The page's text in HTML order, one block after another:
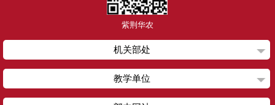
紫荆华农
机关部处
教学单位